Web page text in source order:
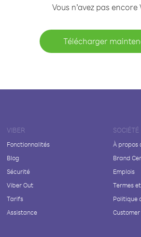
Vous n’avez pas encore
Télécharger
VIBER
Fonctionnalités
Blog
Sécurité
Viber Out
Tarifs
Assistance
SOCIÉTÉ
À propos
Brand
Emplois
Termes
Politique